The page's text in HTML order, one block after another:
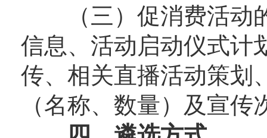
（三）促消费活动的
信息、活动启动仪式计
传、相关直播活动策划
（名称、数量）及宣